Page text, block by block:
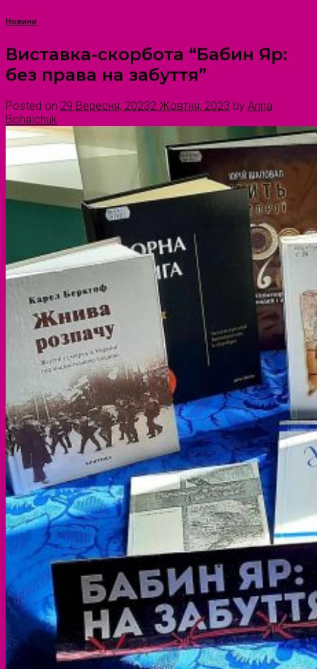
Новини
Виставка-скорбота “Бабин Яр:
без права на забуття”
Posted on 29 Вересня, 20232 Жовтня, 2023 by Anna
Bohaichuk